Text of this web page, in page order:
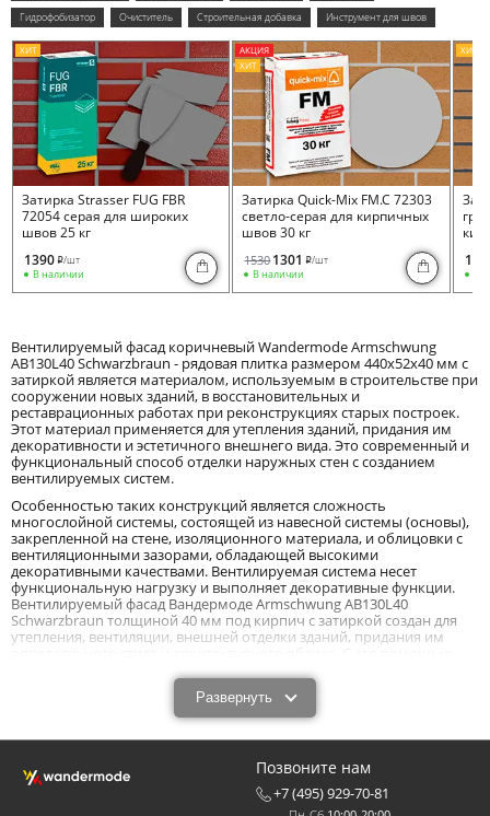
Гидрофобизатор
Очиститель Строительная добавка Инструмент для швов
ХИТ
Затирка Strasser FUG FBR
72054 серая для широких
швов 25 кг
1390 i/шт
В наличии
АКЦИЯ
ХИТ
Затирка Quick-Mix FM.C 72303
светло-серая для кирпичных
швов 30 кг
15301301 i/шт
В наличии
ХИТ
Вентилируемый фасад коричневый Wandermode Armschwung
AB130L40 Schwarzbraun - рядовая плитка размером 440x52x40 мм с
затиркой является материалом, используемым в строительстве при
сооружении новых зданий, в восстановительных и
реставрационных работах при реконструкциях старых построек.
Этот материал применяется для утепления зданий, придания им
декоративности и эстетичного внешнего вида. Это современный и
функциональный способ отделки наружных стен с созданием
вентилируемых систем.
Особенностью таких конструкций является сложность
многослойной системы, состоящей из навесной системы (основы),
закрепленной на стене, изоляционного материала, и облицовки с
вентиляционными зазорами, обладающей высокими
декоративными качествами. Вентилируемая система несет
функциональную нагрузку и выполняет декоративные функции.
Вентилируемый фасад Вандермоде Armschwung AB130L40
Schwarzbraun толщиной 40 мм под кирпич с затиркой создан для
утепления, вентиляции, внешней отделки зданий, придания им
деревянные, каркасные, бревенчатые, и другие подобные
постройки легко превращаются в каменные с дополнительным
Характеристики и назначения вентилируемого
фасада Wandermode Armschwung AB130L40
Schwarzbraun толщиной 40 мм под кирпич с
Развернуть
Позвоните нам
+7 (495) 929-70-81